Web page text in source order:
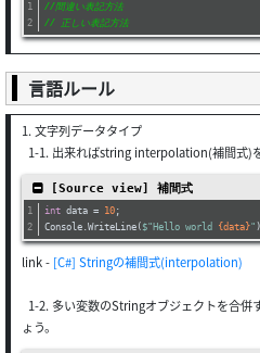
//間違い表記方法
// 正しい表記方法
言語ルール
1. 文字列データタイプ
1-1. 出来ればstring interpolation(補間式)を
[Source view] 補間式
int data = 10 ;
Console.WriteLine( $"Hello world {data}"
link - [C#] Stringの補間式(interpolation)
1-2. 多い変数のStringオブジェクトを合
ょう。